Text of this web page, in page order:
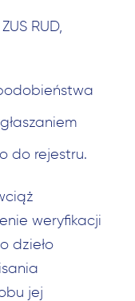
RUD,
do rejestru.
weryfikacji
dzieło
jej